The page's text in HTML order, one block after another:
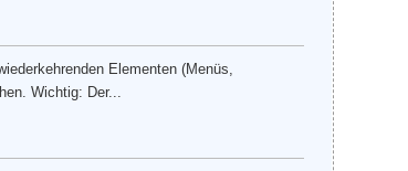
Elementen (Menüs,
Wichtig: Der...